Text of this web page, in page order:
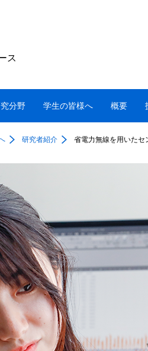
ス
分野 学生の皆様へ 概要
研究者紹介 省電力無線を用いた